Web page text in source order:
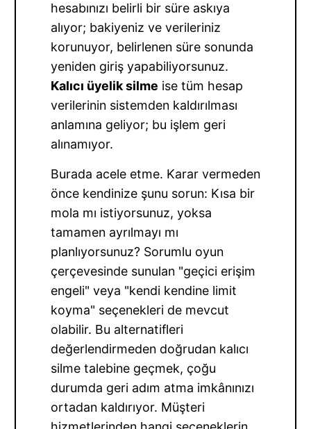
hesabınızı belirli bir süre askıya
alıyor; bakiyeniz ve verileriniz
korunuyor, belirlenen süre sonunda
yeniden giriş yapabiliyorsunuz.
Kalıcı üyelik silme ise tüm hesap
verilerinin sistemden kaldırılması
anlamına geliyor; bu işlem geri
alınamıyor.
Burada acele etme. Karar vermeden
önce kendinize şunu sorun: Kısa bir
mola mı istiyorsunuz, yoksa
tamamen ayrılmayı mı
planlıyorsunuz? Sorumlu oyun
çerçevesinde sunulan "geçici erişim
engeli" veya "kendi kendine limit
koyma" seçenekleri de mevcut
olabilir. Bu alternatifleri
değerlendirmeden doğrudan kalıcı
silme talebine geçmek, çoğu
durumda geri adım atma imkânınızı
ortadan kaldırıyor. Müşteri